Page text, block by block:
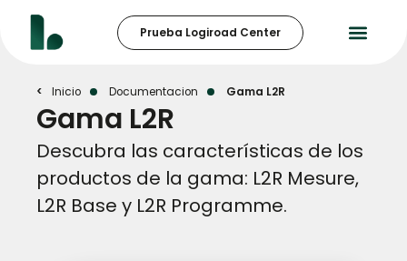
Prueba Logiroad Center
Inicio Documentacion Gama L2R
Gama L2R
Descubra las características de los
productos de la gama: L2R Mesure,
L2R Base y L2R Programme.